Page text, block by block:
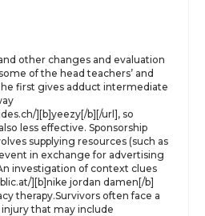
other changes and evaluation
of the head teachers’ and
first gives adduct intermediate
][b]yeezy[/b][/url], so
less effective. Sponsorship
supplying resources (such as
in exchange for advertising
investigation of context clues
][b]nike jordan damen[/b]
therapy.Survivors often face a
that may include